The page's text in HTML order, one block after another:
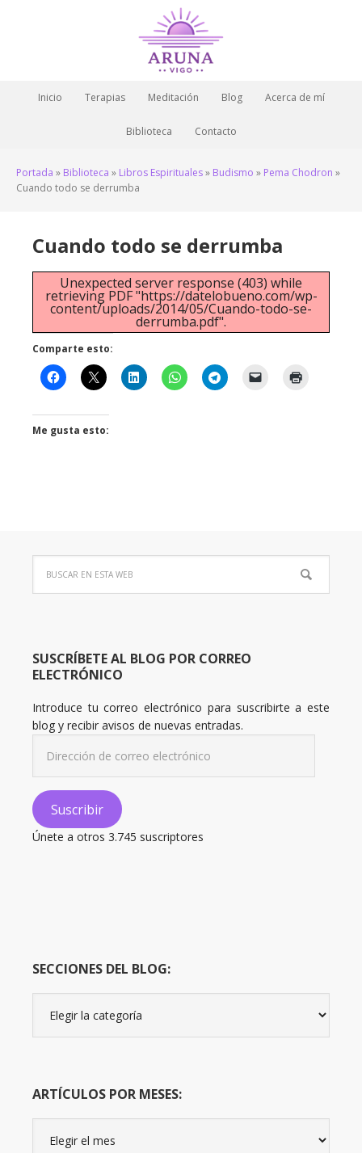
Inicio Terapias Meditación Blog Acerca de mí
Biblioteca Contacto
Portada » Biblioteca » Libros Espirituales» Budismo » Pema Chodron »
Cuando todo se derrumba
Cuando todo se derrumba
Unexpected server response (403) while
retrieving PDF "https://datelobueno.com/wp-
content/uploads/2014/05/Cuando-todo-se-
derrumba.pdf".
Comparte esto:
Me gusta esto:
SUSCRÍBETE AL BLOG POR CORREO
ELECTRÓNICO
Introduce tu correo electrónico para suscribirte a este
blog y recibir avisos de nuevas entradas.
correo
electrónico
Suscribir
Únete a otros 3.745 suscriptores
SECCIONES DEL BLOG:
Blog:
ARTÍCULOS POR MESES: